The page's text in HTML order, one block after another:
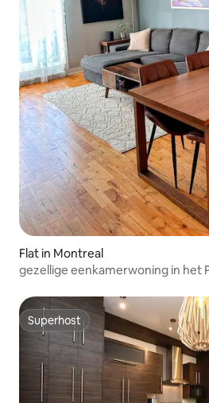
Flat in Montreal
gezellige eenkamerwoning in het
Superhost
Superhost